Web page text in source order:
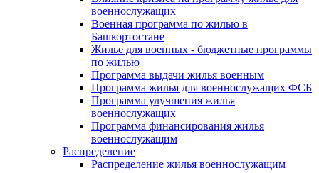
военнослужащих
Военная программа по жилью в
Башкортостане
Жилье для военных - бюджетные программы
по жилью
Программа выдачи жилья военным
Программа жилья для военнослужащих ФСБ
Программа улучшения жилья
военнослужащих
Программа финансирования жилья
военнослужащим
Распределение
Распределение жилья военнослужащим